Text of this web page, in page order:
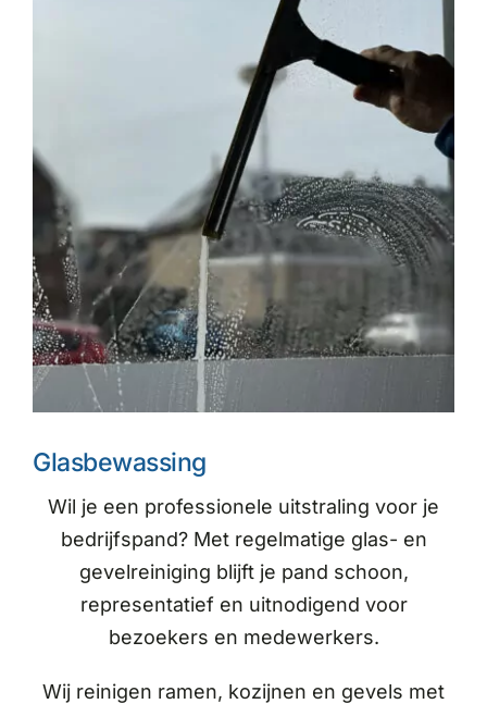
Glasbewassing
Wil je een professionele uitstraling voor je
bedrijfspand? Met regelmatige glas- en
gevelreiniging blijft je pand schoon,
representatief en uitnodigend voor
bezoekers en medewerkers.
Wij reinigen ramen, kozijnen en gevels met